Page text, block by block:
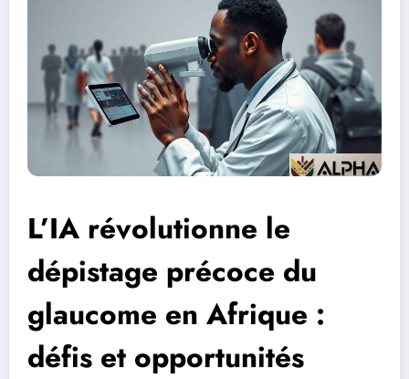
L’IA révolutionne le
dépistage précoce du
glaucome en Afrique :
défis et opportunités